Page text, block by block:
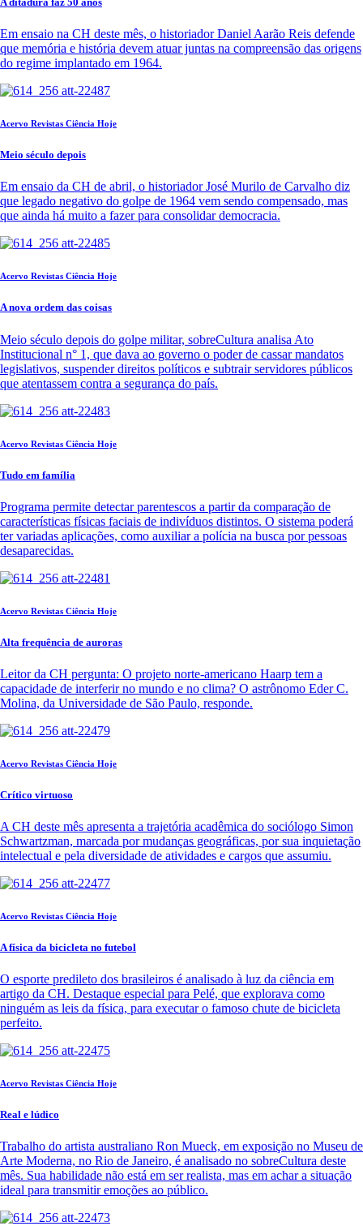
Em ensaio na CH deste mês, o historiador Daniel Aarão Reis defende
que memória e história devem atuar juntas na compreensão das origens
do regime implantado em 1964.
Acervo Revistas Ciência Hoje
Meio século depois
Em ensaio da CH de abril, o historiador José Murilo de Carvalho diz
que legado negativo do golpe de 1964 vem sendo compensado, mas
que ainda há muito a fazer para consolidar democracia.
Acervo Revistas Ciência Hoje
A nova ordem das coisas
Meio século depois do golpe militar, sobreCultura analisa Ato
Institucional n° 1, que dava ao governo o poder de cassar mandatos
legislativos, suspender direitos políticos e subtrair servidores públicos
que atentassem contra a segurança do país.
Acervo Revistas Ciência Hoje
Tudo em família
Programa permite detectar parentescos a partir da comparação de
características físicas faciais de indivíduos distintos. O sistema poderá
ter variadas aplicações, como auxiliar a polícia na busca por pessoas
desaparecidas.
Acervo Revistas Ciência Hoje
Alta frequência de auroras
Leitor da CH pergunta: O projeto norte-americano Haarp tem a
capacidade de interferir no mundo e no clima? O astrônomo Eder C.
Molina, da Universidade de São Paulo, responde.
Acervo Revistas Ciência Hoje
Crítico virtuoso
A CH deste mês apresenta a trajetória acadêmica do sociólogo Simon
Schwartzman, marcada por mudanças geográficas, por sua inquietação
intelectual e pela diversidade de atividades e cargos que assumiu.
Acervo Revistas Ciência Hoje
A física da bicicleta no futebol
O esporte predileto dos brasileiros é analisado à luz da ciência em
artigo da CH. Destaque especial para Pelé, que explorava como
ninguém as leis da física, para executar o famoso chute de bicicleta
perfeito.
Acervo Revistas Ciência Hoje
Real e lúdico
Trabalho do artista australiano Ron Mueck, em exposição no Museu de
Arte Moderna, no Rio de Janeiro, é analisado no sobreCultura deste
mês. Sua habilidade não está em ser realista, mas em achar a situação
ideal para transmitir emoções ao público.